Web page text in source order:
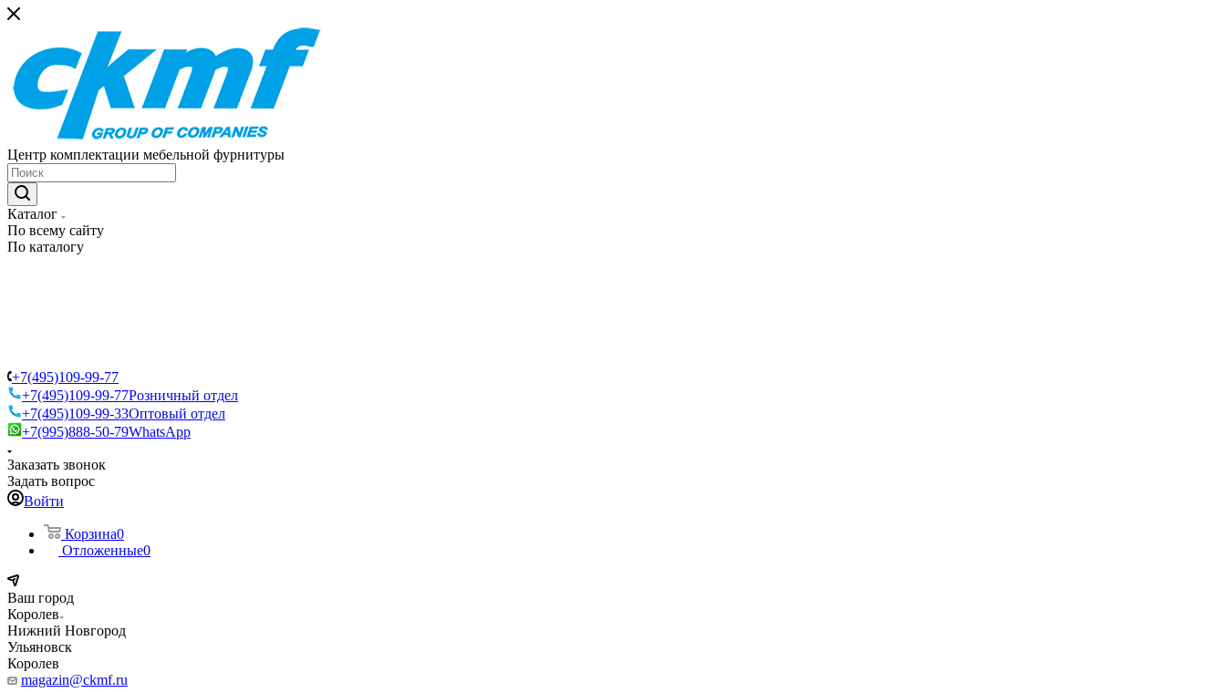
Центр комплектации мебельной фурнитуры
Каталог
По всему сайту
По каталогу
+7(495)109-99-77
+7(495)109-99-77Розничный отдел
+7(495)109-99-33Оптовый отдел
+7(995)888-50-79WhatsApp
Заказать звонок
Задать вопрос
Войти
Корзина0
Отложенные0
Ваш город
Королев
Нижний Новгород
Ульяновск
Королев
magazin@ckmf.ru